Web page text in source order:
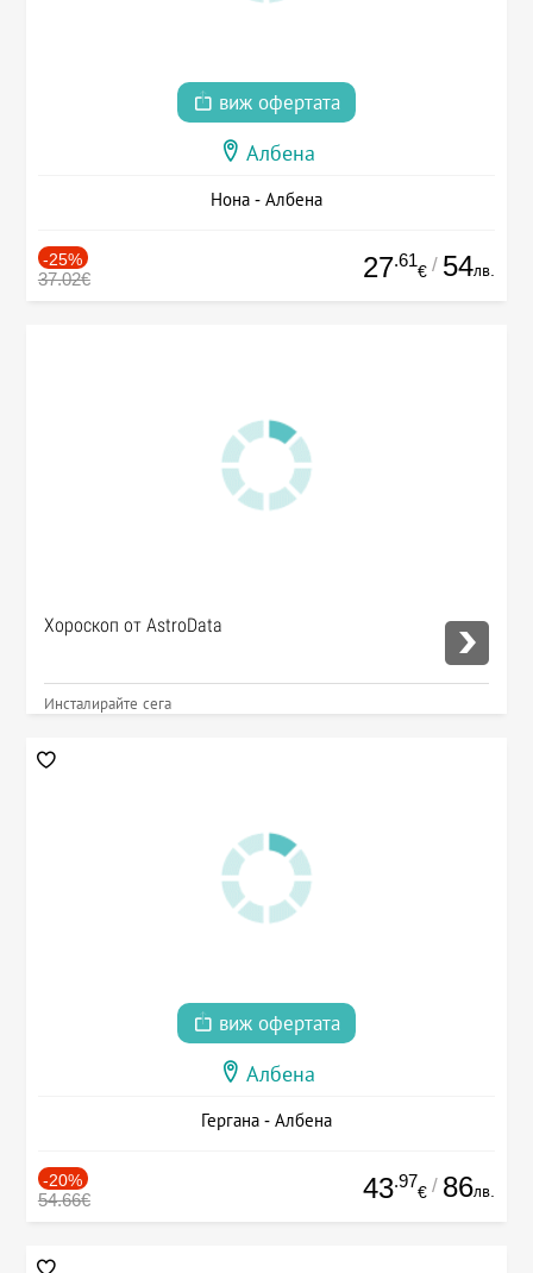
виж офертата
Албена
Нона - Албена
-25%
37.02€ 27.61
€ / 54лв.
Хороскоп от AstroData
Инсталирайте сега
виж офертата
Албена
Гергана - Албена
-20%
54.66€ 43.97
€ / 86лв.